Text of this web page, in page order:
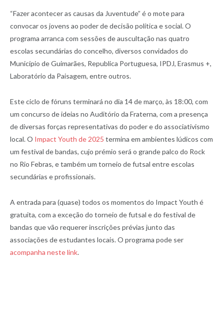
“Fazer acontecer as causas da Juventude” é o mote para
convocar os jovens ao poder de decisão política e social. O
programa arranca com sessões de auscultação nas quatro
escolas secundárias do concelho, diversos convidados do
Município de Guimarães, Republica Portuguesa, IPDJ, Erasmus +,
Laboratório da Paisagem, entre outros.
Este ciclo de fóruns terminará no dia 14 de março, às 18:00, com
um concurso de ideias no Auditório da Fraterna, com a presença
de diversas forças representativas do poder e do associativismo
local. O Impact Youth de 2025 termina em ambientes lúdicos com
um festival de bandas, cujo prémio será o grande palco do Rock
no Rio Febras, e também um torneio de futsal entre escolas
secundárias e profissionais.
A entrada para (quase) todos os momentos do Impact Youth é
gratuita, com a exceção do torneio de futsal e do festival de
bandas que vão requerer inscrições prévias junto das
associações de estudantes locais. O programa pode ser
acompanha neste link.